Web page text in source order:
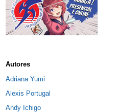
Autores
Adriana Yumi
Alexis Portugal
Andy Ichigo